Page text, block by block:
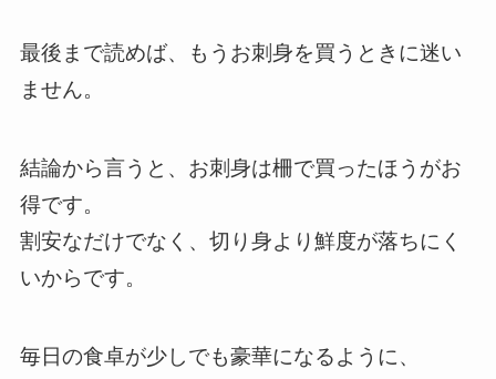
最後まで読めば、もうお刺身を買うときに迷い
ません。
結論から言うと、お刺身は柵で買ったほうがお
得です。
割安なだけでなく、切り身より鮮度が落ちにく
いからです。
毎日の食卓が少しでも豪華になるように、